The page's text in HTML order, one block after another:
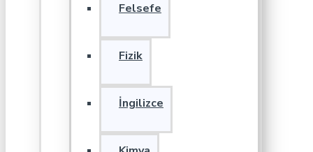
Felsefe
Fizik
İngilizce